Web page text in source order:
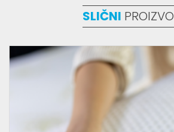
SLIČNI